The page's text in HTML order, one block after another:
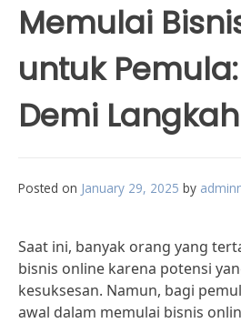
Memulai
untuk
Demi Langkah
Posted on January 29, 2025 by
Saat ini, banyak orang yang
bisnis online karena potensi
kesuksesan. Namun, bagi
awal dalam memulai bisnis